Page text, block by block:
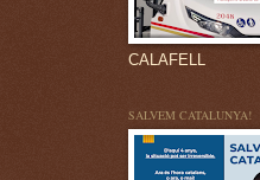
CALAFELL
SALVEM CATALUNYA!